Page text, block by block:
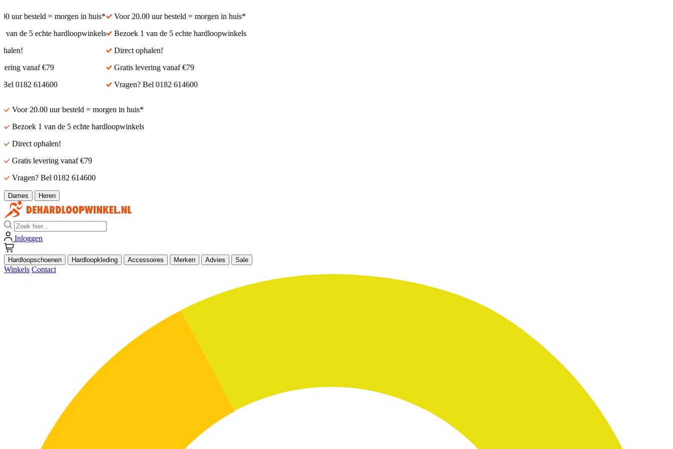
uur besteld = morgen in huis*
de 5 echte hardloopwinkels
vanaf €79
0182 614600
Voor 20.00 uur besteld = morgen in huis*
Bezoek 1 van de 5 echte hardloopwinkels
Direct ophalen!
Gratis levering vanaf €79
Vragen? Bel 0182 614600
Voor 20.00 uur besteld = morgen in huis*
Bezoek 1 van de 5 echte hardloopwinkels
Direct ophalen!
Gratis levering vanaf €79
Vragen? Bel 0182 614600
Dames Heren
Zoek
Inloggen
Hardloopschoenen Hardloopkleding Accessoires Merken Advies Sale
Winkels Contact